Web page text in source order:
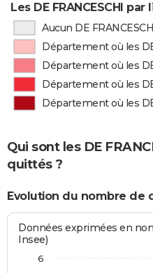
Les DE FRANCESCHI
Aucun DE
Département où les
Département où les
Département où les
Département où les
Qui sont les DE
quittés ?
Evolution du nombre de
Données exprimées en
Insee)
6